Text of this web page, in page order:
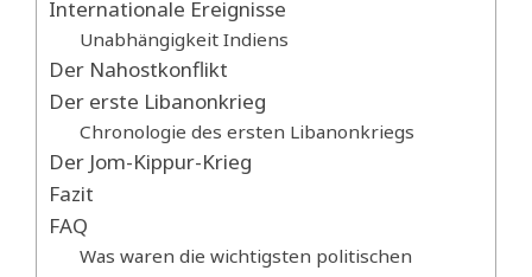
Internationale Ereignisse
Unabhängigkeit Indiens
Der Nahostkonflikt
Der erste Libanonkrieg
Chronologie des ersten Libanonkriegs
Der Jom-Kippur-Krieg
Fazit
FAQ
Was waren die wichtigsten politischen